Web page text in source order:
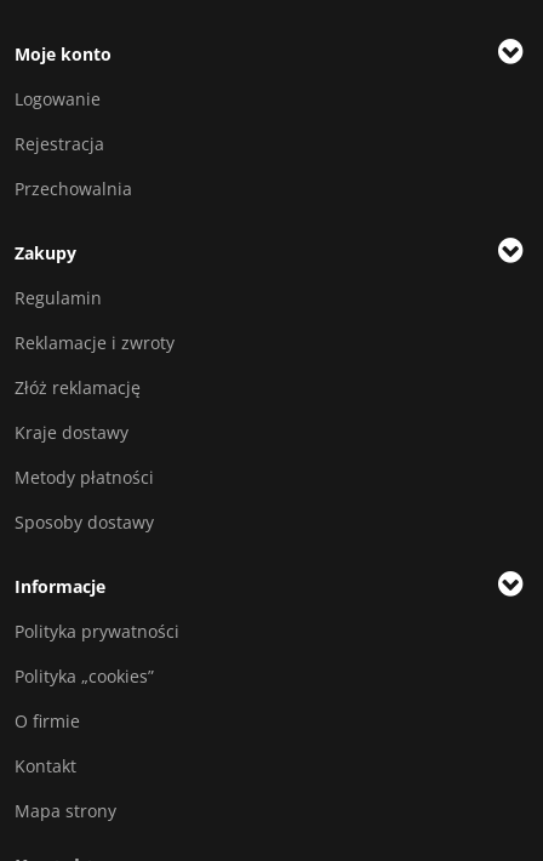
Moje konto
Logowanie
Rejestracja
Przechowalnia
Zakupy
Regulamin
Reklamacje i zwroty
Złóż reklamację
Kraje dostawy
Metody płatności
Sposoby dostawy
Informacje
Polityka prywatności
Polityka „cookies”
O firmie
Kontakt
Mapa strony